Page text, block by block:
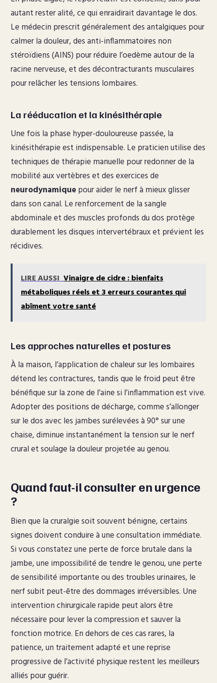
autant rester alité, ce qui enraidirait davantage le dos.
Le médecin prescrit généralement des antalgiques pour
calmer la douleur, des anti-inflammatoires non
stéroïdiens (AINS) pour réduire l’oedème autour de la
racine nerveuse, et des décontracturants musculaires
pour relâcher les tensions lombaires.
La rééducation et la kinésithérapie
Une fois la phase hyper-douloureuse passée, la
kinésithérapie est indispensable. Le praticien utilise des
techniques de thérapie manuelle pour redonner de la
mobilité aux vertèbres et des exercices de
neurodynamiquepour aider le nerf à mieux glisser
dans son canal. Le renforcement de la sangle
abdominale et des muscles profonds du dos protège
durablement les disques intervertébraux et prévient les
récidives.
LIRE AUSSI Vinaigre de cidre : bienfaits
métaboliques réels et 3 erreurs courantes qui
abîment votre santé
Les approches naturelles et postures
À la maison, l’application de chaleur sur les lombaires
détend les contractures, tandis que le froid peut être
bénéfique sur la zone de l’aine si l’inflammation est vive.
Adopter des positions de décharge, comme s’allonger
sur le dos avec les jambes surélevées à 90° sur une
chaise, diminue instantanément la tension sur le nerf
crural et soulage la douleur projetée au genou.
Quand faut-il consulter en urgence
?
Bien que la cruralgie soit souvent bénigne, certains
signes doivent conduire à une consultation immédiate.
Si vous constatez une perte de force brutale dans la
jambe, une impossibilité de tendre le genou, une perte
de sensibilité importante ou des troubles urinaires, le
nerf subit peut-être des dommages irréversibles. Une
intervention chirurgicale rapide peut alors être
nécessaire pour lever la compression et sauver la
fonction motrice. En dehors de ces cas rares, la
patience, un traitement adapté et une reprise
progressive de l’activité physique restent les meilleurs
alliés pour guérir.